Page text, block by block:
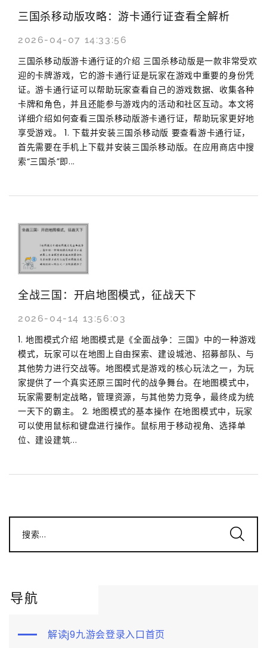
三国杀移动版攻略：游卡通行证查看全解析
2026-04-07 14:33:56
三国杀移动版游卡通行证的介绍 三国杀移动版是一款非常受欢
迎的卡牌游戏，它的游卡通行证是玩家在游戏中重要的身份凭
证。游卡通行证可以帮助玩家查看自己的游戏数据、收集各种
卡牌和角色，并且还能参与游戏内的活动和社区互动。本文将
详细介绍如何查看三国杀移动版游卡通行证，帮助玩家更好地
享受游戏。 1. 下载并安装三国杀移动版 要查看游卡通行证，
首先需要在手机上下载并安装三国杀移动版。在应用商店中搜
索“三国杀”即...
全战三国：开启地图模式，征战天下
2026-04-14 13:56:03
1. 地图模式介绍 地图模式是《全面战争：三国》中的一种游戏
模式，玩家可以在地图上自由探索、建设城池、招募部队、与
其他势力进行交战等。地图模式是游戏的核心玩法之一，为玩
家提供了一个真实还原三国时代的战争舞台。在地图模式中，
玩家需要制定战略，管理资源，与其他势力竞争，最终成为统
一天下的霸主。 2. 地图模式的基本操作 在地图模式中，玩家
可以使用鼠标和键盘进行操作。鼠标用于移动视角、选择单
位、建设建筑...
搜索...
导航
解读j9九游会登录入口首页